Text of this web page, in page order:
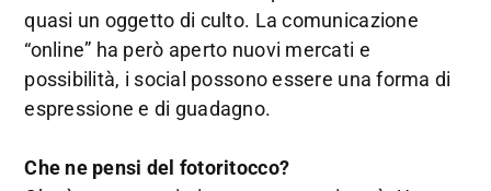
quasi un oggetto di culto. La comunicazione
“online” ha però aperto nuovi mercati e
possibilità, i social possono essere una forma di
espressione e di guadagno.
Che ne pensi del fotoritocco?